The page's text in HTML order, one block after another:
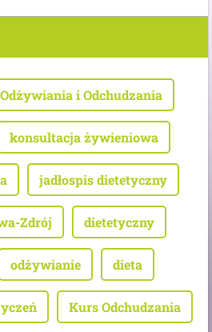
i Odchudzania
konsultacja żywieniowa
jadłospis dietetyczny
Zdrój dietetyczny
odżywianie dieta
Kurs Odchudzania